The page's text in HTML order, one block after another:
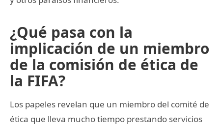
¿Qué pasa con la
implicación de un miembro
de la comisión de ética de
la FIFA?
Los papeles revelan que un miembro del comité de
ética que lleva mucho tiempo prestando servicios